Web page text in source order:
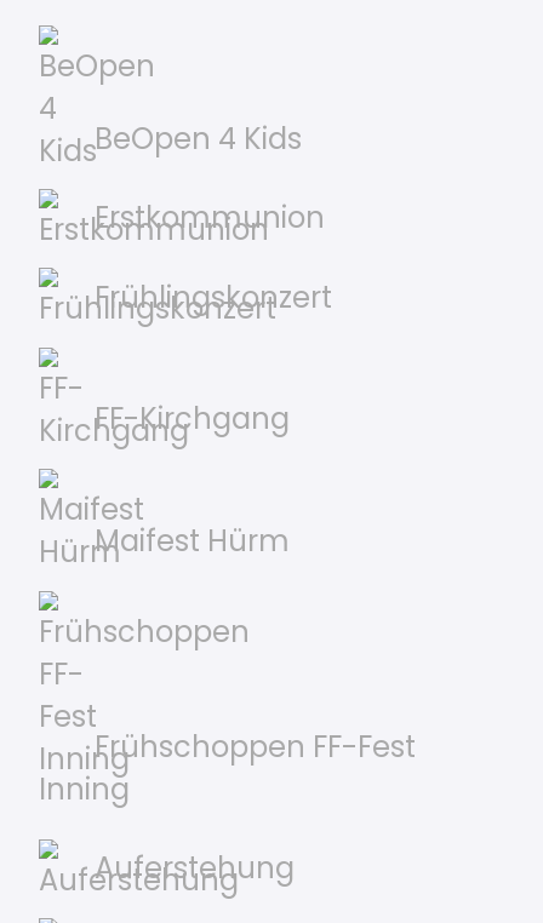
BeOpen 4 Kids
Erstkommunion
Frühlingskonzert
FF-Kirchgang
Maifest Hürm
Frühschoppen FF-Fest
Inning
Auferstehung